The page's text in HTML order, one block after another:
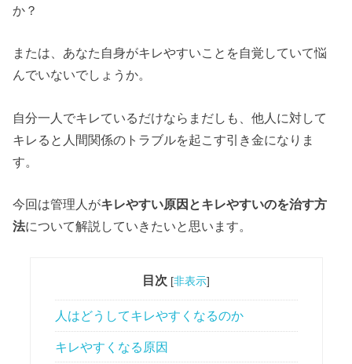
か？
または、あなた自身がキレやすいことを自覚していて悩
んでいないでしょうか。
自分一人でキレているだけならまだしも、他人に対して
キレると人間関係のトラブルを起こす引き金になりま
す。
今回は管理人がキレやすい原因 とキレやすいのを治す方
法について解説していきたいと思います。
目次 [非表示]
人はどうしてキレやすくなるのか
キレやすくなる原因